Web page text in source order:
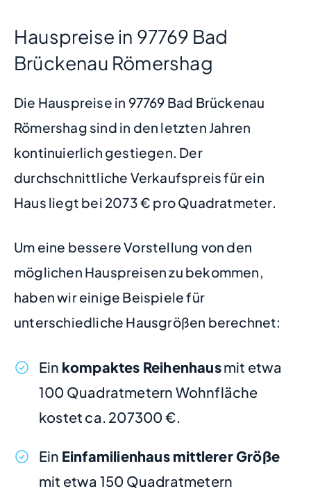
Hauspreise in 97769 Bad
Brückenau Römershag
Die Hauspreise in 97769 Bad Brückenau
Römershag sind in den letzten Jahren
kontinuierlich gestiegen. Der
durchschnittliche Verkaufspreis für ein
Haus liegt bei 2073 € pro Quadratmeter.
Um eine bessere Vorstellung von den
möglichen Hauspreisen zu bekommen,
haben wir einige Beispiele für
unterschiedliche Hausgrößen berechnet:
Ein kompaktes Reihenhausmit etwa
100 Quadratmetern Wohnfläche
kostet ca. 207300 €.
Ein Einfamilienhaus mittlerer Größe
mit etwa 150 Quadratmetern